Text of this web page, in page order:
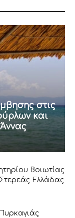
στις
και
Βοιωτίας
Ελλάδας